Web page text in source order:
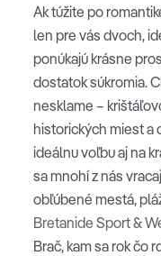
Ak túžite po
len pre vás dvoch,
ponúkajú krásne
dostatok súkromia.
nesklame –
historických miest a
ideálnu voľbu aj na
sa mnohí z nás
obľúbené mestá,
Bretanide Sport &
Brač, kam sa rok čo